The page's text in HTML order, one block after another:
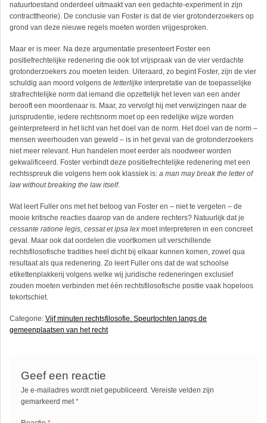
natuurtoestand onderdeel uitmaakt van een gedachte-experiment in zijn
contracttheorie). De conclusie van Foster is dat de vier grotonderzoekers op
grond van deze nieuwe regels moeten worden vrijgesproken.
Maar er is meer. Na deze argumentatie presenteert Foster een
positiefrechtelijke redenering die ook tot vrijspraak van de vier verdachte
grotonderzoekers zou moeten leiden. Uiteraard, zo begint Foster, zijn de vier
schuldig aan moord volgens de letterlijke interpretatie van de toepasselijke
strafrechtelijke norm dat iemand die opzettelijk het leven van een ander
berooft een moordenaar is. Maar, zo vervolgt hij met verwijzingen naar de
jurisprudentie, iedere rechtsnorm moet op een redelijke wijze worden
geïnterpreteerd in het licht van het doel van de norm. Het doel van de norm –
mensen weerhouden van geweld – is in het geval van de grotonderzoekers
niet meer relevant. Hun handelen moet eerder als noodweer worden
gekwalificeerd. Foster verbindt deze positiefrechtelijke redenering met een
rechtsspreuk die volgens hem ook klassiek is: a man may break the letter of
law without breaking the law itself.
Wat leert Fuller ons met het betoog van Foster en – niet te vergeten – de
mooie kritische reacties daarop van de andere rechters? Natuurlijk dat je
cessante ratione legis, cessat et ipsa lex moet interpreteren in een concreet
geval. Maar ook dat oordelen die voortkomen uit verschillende
rechtsfilosofische tradities heel dicht bij elkaar kunnen komen, zowel qua
resultaat als qua redenering. Zo leert Fuller ons dat de wat schoolse
etikettenplakkerij volgens welke wij juridische redeneringen exclusief
zouden moeten verbinden met één rechtsfilosofische positie vaak hopeloos
tekortschiet.
Categorie: Vijf minuten rechtsfilosofie. Speurtochten langs de
gemeenplaatsen van het recht
Geef een reactie
Je e-mailadres wordt niet gepubliceerd. Vereiste velden zijn
gemarkeerd met*